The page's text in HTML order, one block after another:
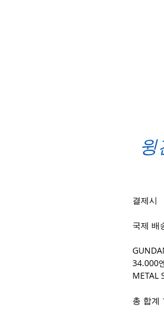
윙
결제시
국제 배
34.000
METAL
총 합계